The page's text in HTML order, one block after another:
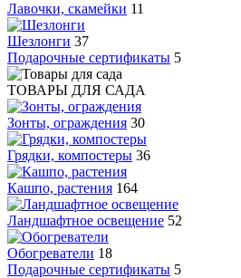
Лавочки, скамейки 11
Шезлонги 37
Подарочные сертификаты 5
ТОВАРЫ ДЛЯ САДА
Зонты, ограждения 30
Грядки, компостеры 36
Кашпо, растения 164
Ландшафтное освещение 52
Обогреватели 18
Подарочные сертификаты 5